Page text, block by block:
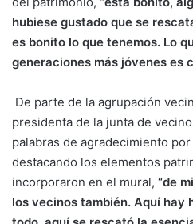
hubiese gustado que se
es bonito lo que tenemos. Lo
generaciones más jóvenes es
De parte de la agrupación
presidenta de la junta de
palabras de agradecimiento
destacando los elementos
incorporaron en el mural, “de
los vecinos también. Aquí hay